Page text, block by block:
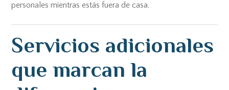
personales mientras estás fuera de casa.
Servicios adicionales
que marcan la